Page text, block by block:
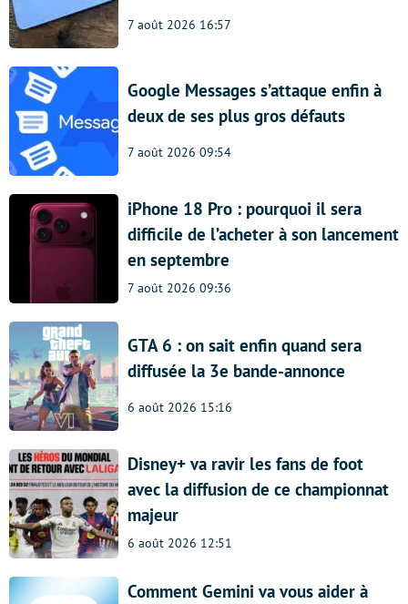
7 août 2026 16:57
Google Messages s’attaque enfin à
deux de ses plus gros défauts
7 août 2026 09:54
iPhone 18 Pro : pourquoi il sera
difficile de l’acheter à son lancement
en septembre
7 août 2026 09:36
GTA 6 : on sait enfin quand sera
diffusée la 3e bande-annonce
6 août 2026 15:16
Disney+ va ravir les fans de foot
avec la diffusion de ce championnat
majeur
6 août 2026 12:51
Comment Gemini va vous aider à